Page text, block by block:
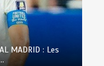
MADRID : Les